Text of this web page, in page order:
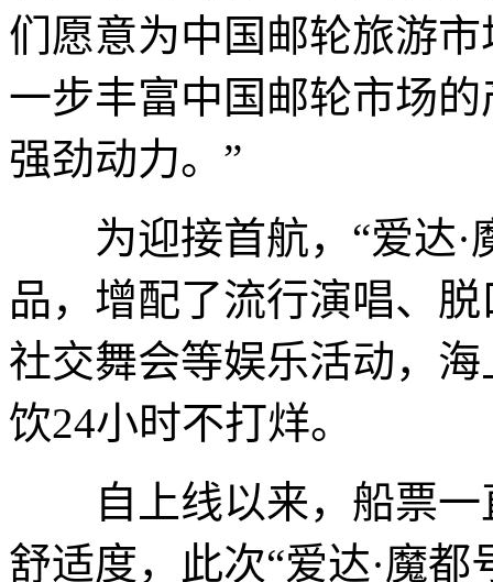
们愿意为中国邮轮旅游
一步丰富中国邮轮市场
强劲动力。”
为迎接首航，“爱达·
品，增配了流行演唱、
社交舞会等娱乐活动，
饮24小时不打烊。
自上线以来，船票一
舒适度，此次“爱达·魔